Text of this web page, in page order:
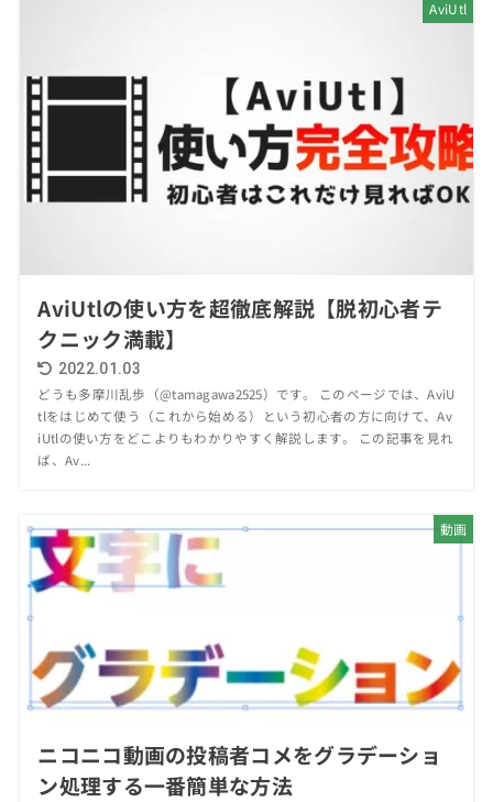
AviUtl
AviUtlの使い方を超徹底解説【脱初心者テ
クニック満載】
2022.01.03
どうも多摩川乱歩（@tamagawa2525）です。 このページでは、AviU
tlをはじめて使う（これから始める）という初心者の方に向けて、Av
iUtlの使い方をどこよりもわかりやすく解説します。 この記事を見れ
ば、Av...
動画
ニコニコ動画の投稿者コメをグラデーショ
ン処理する一番簡単な方法